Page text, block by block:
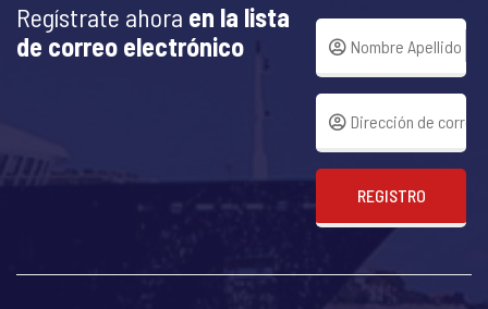
Regístrate ahora en la lista
de correo electrónico
REGISTRO